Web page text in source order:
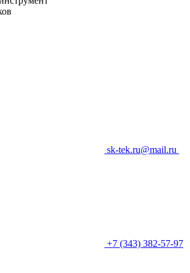
sk-tek.ru@mail.ru
+7 (343) 382-57-97